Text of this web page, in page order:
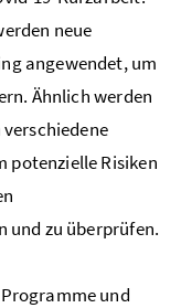
neue
angewendet, um
Ähnlich werden
potenzielle Risiken
und zu überprüfen.
und